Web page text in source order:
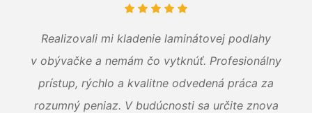
Realizovali mi kladenie laminátovej podlahy
v obývačke a nemám čo vytknúť. Profesionálny
prístup, rýchlo a kvalitne odvedená práca za
rozumný peniaz. V budúcnosti sa určite znova